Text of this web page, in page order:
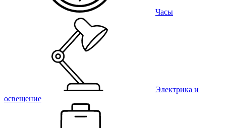
Часы
Электрика и
освещение